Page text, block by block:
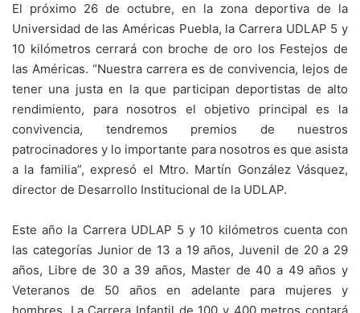
El próximo 26 de octubre, en la zona deportiva de la
Universidad de las Américas Puebla, la Carrera UDLAP 5 y
10 kilómetros cerrará con broche de oro los Festejos de
las Américas. “Nuestra carrera es de convivencia, lejos de
tener una justa en la que participan deportistas de alto
rendimiento, para nosotros el objetivo principal es la
convivencia, tendremos premios de nuestros
patrocinadores y lo importante para nosotros es que asista
a la familia”, expresó el Mtro. Martín González Vásquez,
director de Desarrollo Institucional de la UDLAP.
Este año la Carrera UDLAP 5 y 10 kilómetros cuenta con
las categorías Junior de 13 a 19 años, Juvenil de 20 a 29
años, Libre de 30 a 39 años, Master de 40 a 49 años y
Veteranos de 50 años en adelante para mujeres y